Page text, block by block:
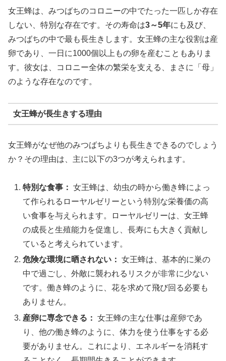
女王蜂は、みつばちのコロニーの中でたった一匹しか存在
しない、特別な存在です。その寿命は3～5年にも及び、
みつばちの中で最も長生きします。女王蜂の主な役割は産
卵であり、一日に1000個以上もの卵を産むこともありま
す。彼女は、コロニー全体の繁栄を支える、まさに「母」
のような存在なのです。
女王蜂が長生きする理由
女王蜂がなぜ他のみつばちよりも長生きできるのでしょう
か？その理由は、主に以下の3つが考えられます。
特別な食事： 女王蜂は、幼虫の時から働き蜂によっ
て作られるローヤルゼリーという特別な栄養価の高
い食事を与えられます。ローヤルゼリーは、女王蜂
の成長と生殖能力を促進し、長寿にも大きく貢献し
ていると考えられています。
危険な環境に晒されない： 女王蜂は、基本的に巣の
中で過ごし、外敵に襲われるリスクが非常に少ない
です。働き蜂のように、花を求めて飛び回る必要も
ありません。
産卵に専念できる： 女王蜂の主な仕事は産卵であ
り、他の働き蜂のように、体力を使う仕事をする必
要がありません。これにより、エネルギーを消耗す